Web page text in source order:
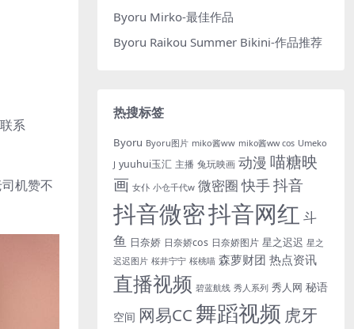
系
机赞不
Byoru Mirko-最佳作品
Byoru Raikou Summer Bikini-作品推荐
热搜标签
Byoru Byoru图片 miko酱ww miko酱ww cos Umeko
J yuuhui玉汇 主播 兔玩映画 动漫 喵糖映
画 女仆 小仓千代w 微密圈 快手抖音
抖音微密抖音网红 斗
鱼 日奈娇 日奈娇cos 日奈娇图片 星之迟迟 星之
迟迟图片 桜井宁宁 桜桃喵 森萝财团 热点资讯
直播视频 碧蓝航线 秀人系列 秀人网 秘语
空间 网易CC 舞蹈视频 虎牙